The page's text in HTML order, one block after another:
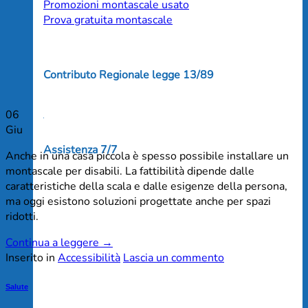
Promozioni montascale usato
Prova gratuita montascale
Contributo Regionale legge 13/89
Assistenza 7/7
06
Giu
Anche in una casa piccola è spesso possibile installare un
montascale per disabili. La fattibilità dipende dalle
caratteristiche della scala e dalle esigenze della persona,
ma oggi esistono soluzioni progettate anche per spazi
ridotti.
Continua a leggere →
Inserito in Accessibilità Lascia un commento
Salute